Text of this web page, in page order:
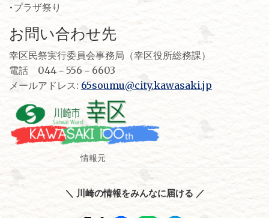
•プラザ祭り
お問い合わせ先
幸区民祭実行委員会事務局（幸区役所総務課）
電話 044－556－6603
メールアドレス: 65soumu@city.kawasaki.jp
情報元
＼ 川崎の情報をみんなに届ける ／